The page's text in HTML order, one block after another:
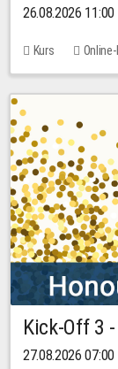
26.08.2026
Kurs
Kick-Off 3
27.08.2026